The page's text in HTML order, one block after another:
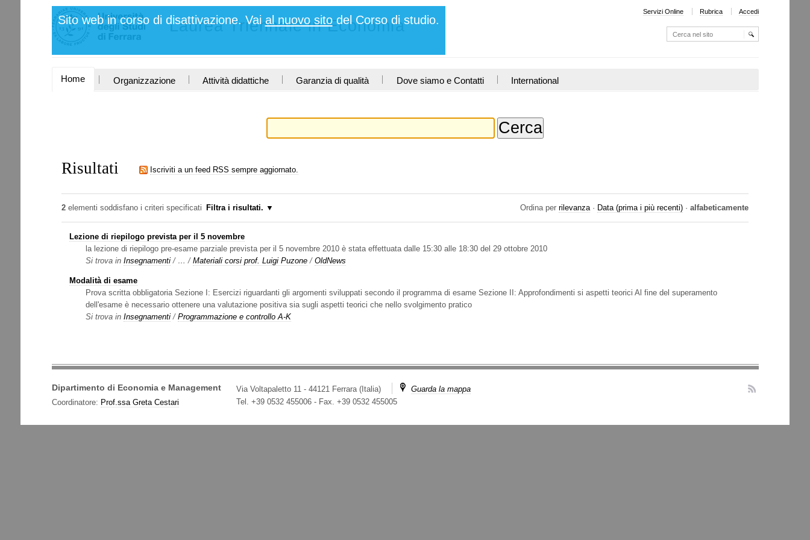
contenuti.
Salta
navigazione
Strumenti
personali
Sito web in corso di disattivazione. Vai al nuovo sitodel Corso di studio.
Laurea Triennale in Economia
Servizi Online Rubrica Accedi
Cerca nel sito
SEZIONI
Home Organizzazione Attività didattiche Garanzia di qualità Dove siamo e Contatti International
Risultati Iscriviti a un feed RSS sempre aggiornato.
2elementi soddisfano i criteri specificati Filtra i risultati. Ordina per rilevanza · Data (prima i più recenti) · alfabeticamente
Lezione di riepilogo prevista per il 5 novembre
la lezione di riepilogo pre-esame parziale prevista per il 5 novembre 2010 è stata effettuata dalle 15:30 alle 18:30 del 29 ottobre 2010
Si trova in Insegnamenti / …/Materiali corsi prof. Luigi Puzone /OldNews
Modalità di esame
Prova scritta obbligatoria Sezione I: Esercizi riguardanti gli argomenti sviluppati secondo il programma di esame Sezione II: Approfondimenti si aspetti teorici Al fine del superamento
dell'esame è necessario ottenere una valutazione positiva sia sugli aspetti teorici che nello svolgimento pratico
Si trova in Insegnamenti /Programmazione e controllo A-K
Dipartimento di Economia e Management
Coordinatore: Prof.ssa Greta Cestari
Via Voltapaletto 11 - 44121 Ferrara (Italia)
Guarda la mappa
Tel. +39 0532 455006- Fax. +39 0532 455005